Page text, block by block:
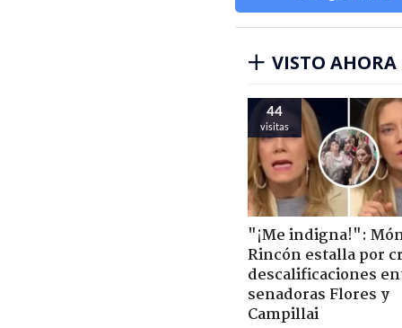
VISTO AHORA
44
visitas
"¡Me indigna!":
Rincón estalla por
descalificaciones
senadoras Flores y
Campillai